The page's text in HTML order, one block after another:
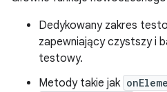
Dedykowany zakres
zapewniający czystszy i
testowy.
Metody takie jak